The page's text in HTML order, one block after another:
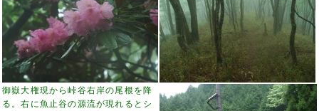
御嶽大権現から峠谷右岸の尾根を降
る。右に魚止谷の源流が現れるとシ